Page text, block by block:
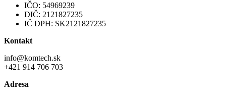
IČO: 54969239
DIČ: 2121827235
IČ DPH: SK2121827235
Kontakt
info@komtech.sk
+421 914 706 703
Adresa